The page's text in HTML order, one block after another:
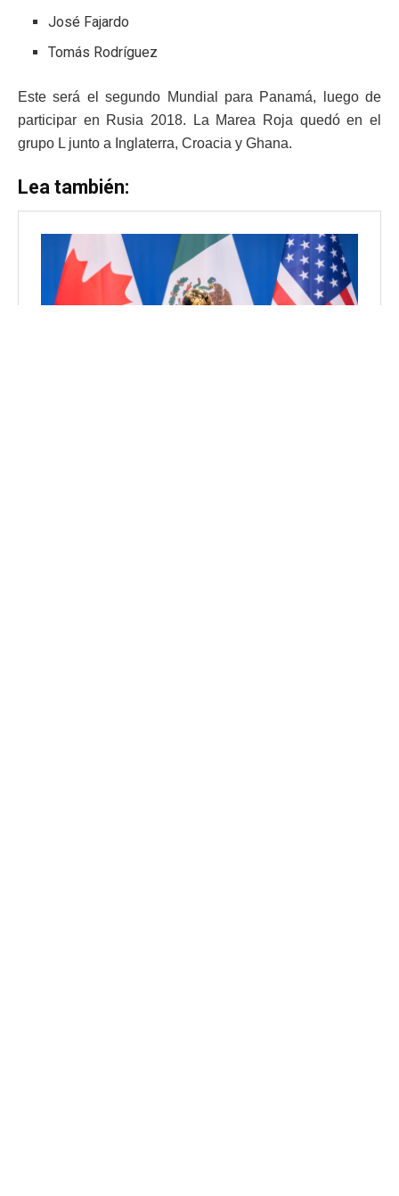
José Fajardo
Tomás Rodríguez
Este será el segundo Mundial para Panamá, luego de
participar en Rusia 2018. La Marea Roja quedó en el
grupo L junto a Inglaterra, Croacia y Ghana.
Lea también: